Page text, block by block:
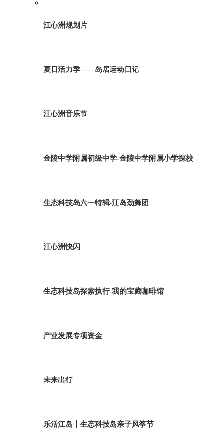
江心洲规划片
夏日活力季——岛居运动日记
江心洲音乐节
金陵中学附属初级中学-金陵中学附属小学探校
生态科技岛六一特辑-江岛劲舞团
江心洲快闪
生态科技岛探索执行-我的宝藏咖啡馆
产业发展专项资金
未来出行
乐活江岛丨生态科技岛亲子风筝节